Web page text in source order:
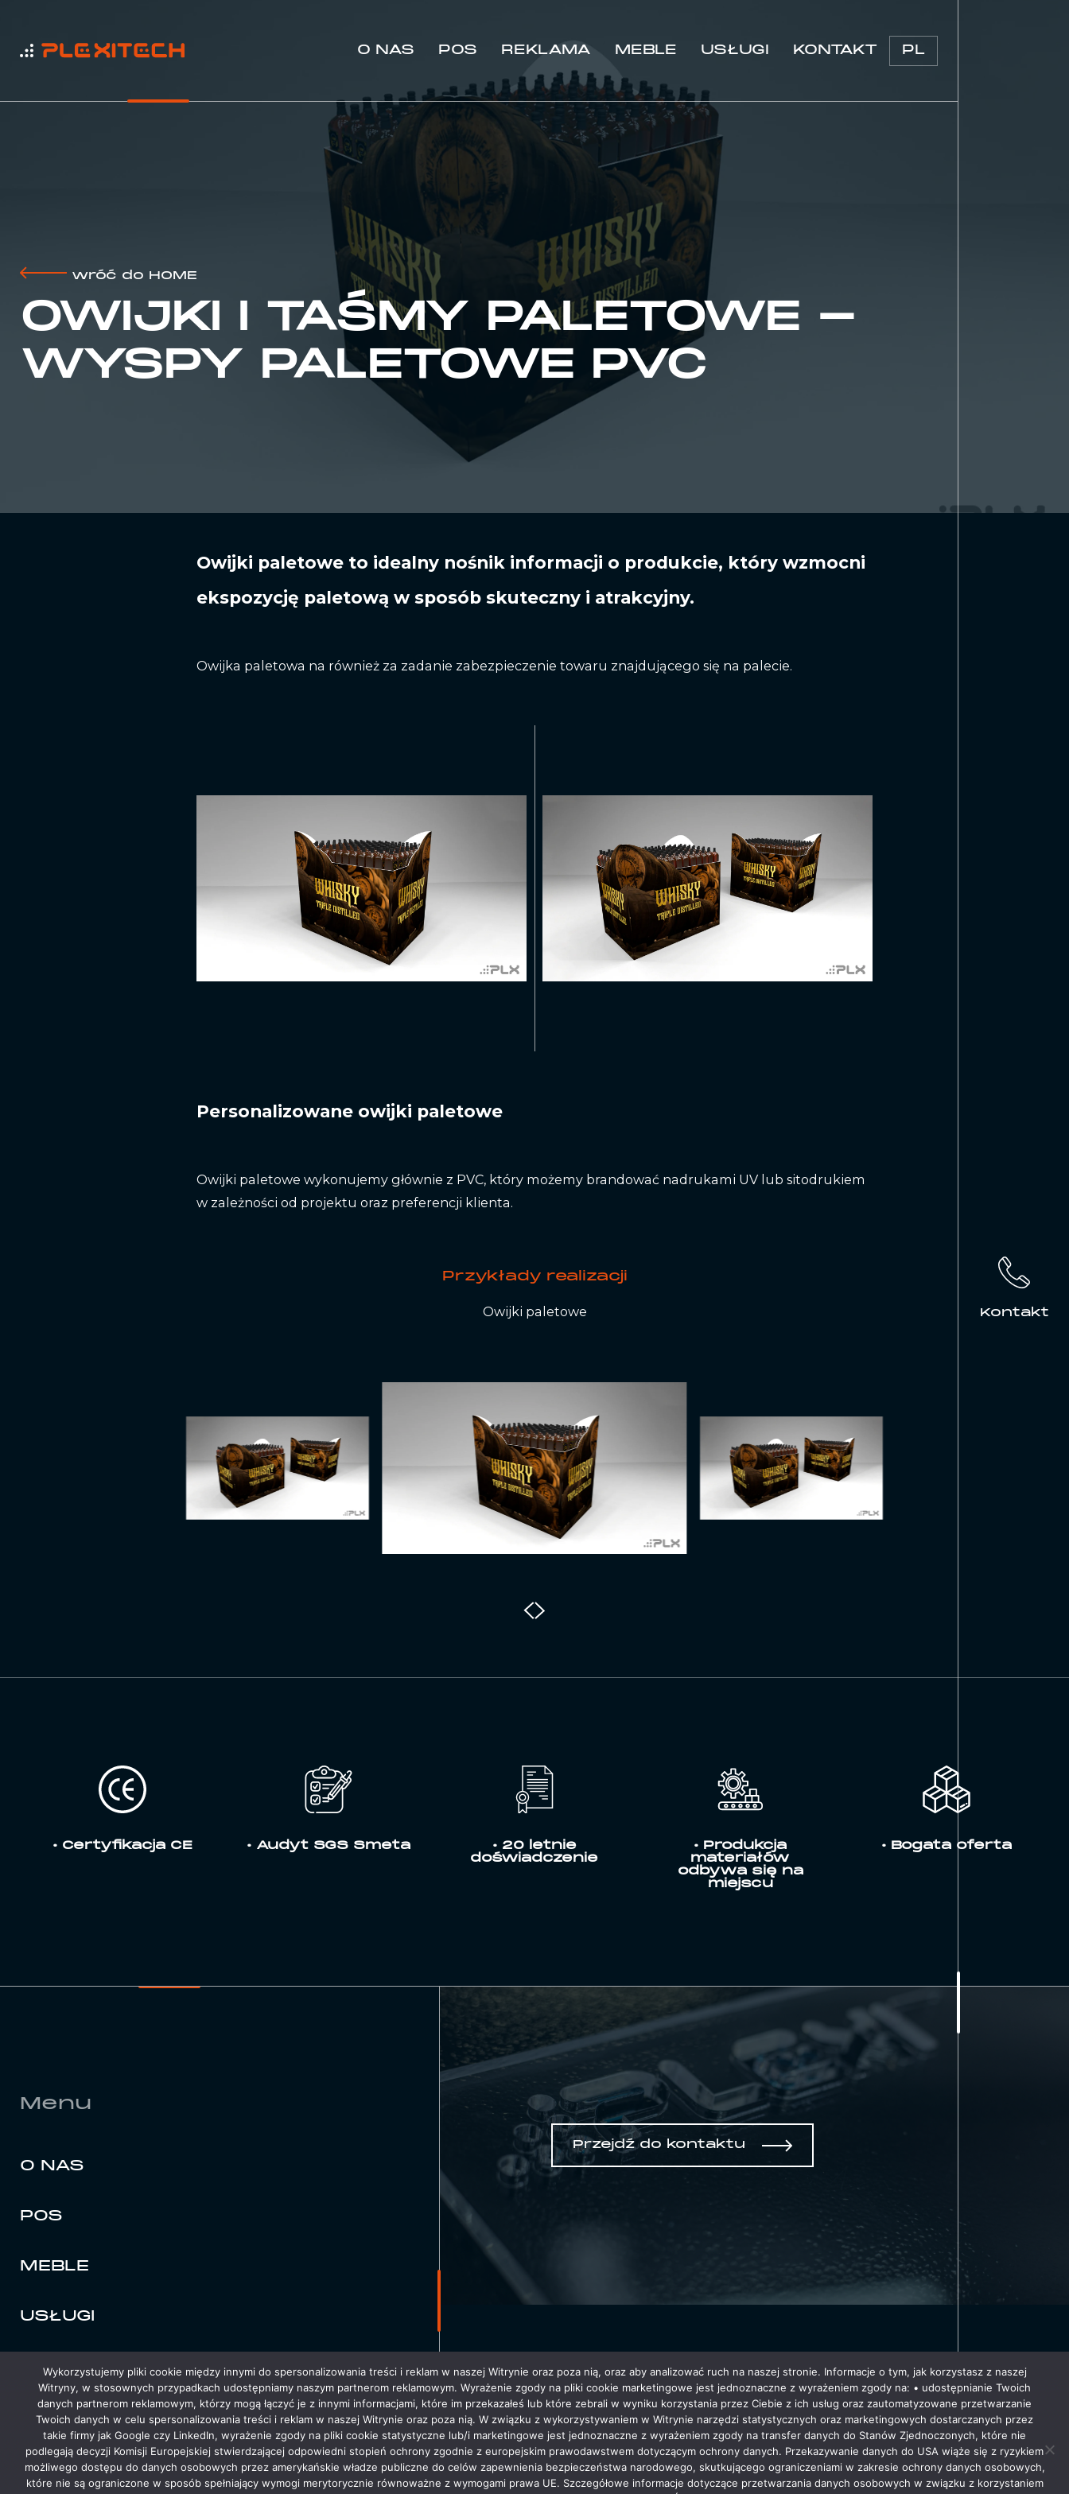
O NAS POS
EKSPOZYTOR DO APTEK
EKSPOZYTOR NA E-PAPIEROSY
EKSPOZYTORY NALADOWE
EKSPOZYTORY ZE SKLEJKI DREWNIANEJ
KRAWAT REKLAMOWY
LISTWY CENOWE
MATERIAŁY POS (POINT OF SALE)
OBUDOWY MASZYN
OWIJKI PALETOWE
PODSTAWKI WYDAWCZE
PUDEŁKA I POJEMNIKI Z PLEXI NA WYMIAR
SHELFSTOPPER
STOJAKI I STANDY REKLAMOWE
STOJAK NA ALKOHOL
STOJAK NA WINO
REKLAMA
KASETONY REKLAMOWE
KASETONY TEKSTYLNE
LITERY 3D PRZESTRZENNE – REKLAMOWE
PYLONY REKLAMOWE
SEMAFOR REKLAMOWY
MEBLE
GABLOTY EKSPOZYCYJNE
LADY JUBILERSKIE
LADY KASOWE
MEBLE DO APTEK
MEBLE DO RESTAURACJI
MEBLE DO SKLEPÓW ODZIEŻOWYCH
MEBLE HOTELOWE, PRODUCENT MEBLI DO HOTELI
PRODUCENT MEBLI SKLEPOWYCH NA WYMIAR /
ODZIEŻOWYCH
MEBLE TARGOWE
SHOP-IN-SHOP
USŁUGI
PRODUKCJA REKLAMY
PROJEKTOWANIE MEBLI
KONTAKT PL
Kontakt
wróć do HOME
OWIJKI I TAŚMY PALETOWE -
WYSPY PALETOWE PVC
Owijki paletowe to idealny nośnik informacji o produkcie, który wzmocni
ekspozycję paletową w sposób skuteczny i atrakcyjny.
Owijka paletowa na również za zadanie zabezpieczenie towaru znajdującego się na palecie.
Personalizowane owijki paletowe
Owijki paletowe wykonujemy głównie z PVC, który możemy brandować nadrukami UV lub sitodrukiem
w zależności od projektu oraz preferencji klienta.
Przykłady realizacji
Owijki paletowe
• Certyfikacja CE • Audyt SGS Smeta
• 20 letnie
doświadczenie
• Produkcja
materiałów
odbywa się na
miejscu
• Bogata oferta
Menu
O NAS
POS
MEBLE
USŁUGI
KONTAKT
POLITYKA PRYWATNOŚCI
Przejdź do kontaktu
UL. BATOROWSKA 3
62-081 WYSOGOTOWO
Wykorzystujemy pliki cookie między innymi do spersonalizowania treści i reklam w naszej Witrynie oraz poza nią, oraz aby analizować ruch na naszej stronie. Informacje o tym, jak korzystasz z naszej
Witryny, w stosownych przypadkach udostępniamy naszym partnerom reklamowym. Wyrażenie zgody na pliki cookie marketingowe jest jednoznaczne z wyrażeniem zgody na: • udostępnianie Twoich
danych partnerom reklamowym, którzy mogą łączyć je z innymi informacjami, które im przekazałeś lub które zebrali w wyniku korzystania przez Ciebie z ich usług oraz zautomatyzowane przetwarzanie
Twoich danych w celu spersonalizowania treści i reklam w naszej Witrynie oraz poza nią. W związku z wykorzystywaniem w Witrynie narzędzi statystycznych oraz marketingowych dostarczanych przez
takie firmy jak Google czy LinkedIn, wyrażenie zgody na pliki cookie statystyczne lub/i marketingowe jest jednoznaczne z wyrażeniem zgody na transfer danych do Stanów Zjednoczonych, które nie
podlegają decyzji Komisji Europejskiej stwierdzającej odpowiedni stopień ochrony zgodnie z europejskim prawodawstwem dotyczącym ochrony danych. Przekazywanie danych do USA wiąże się z ryzykiem
możliwego dostępu do danych osobowych przez amerykańskie władze publiczne do celów zapewnienia bezpieczeństwa narodowego, skutkującego ograniczeniami w zakresie ochrony danych osobowych,
które nie są ograniczone w sposób spełniający wymogi merytorycznie równoważne z wymogami prawa UE. Szczegółowe informacje dotyczące przetwarzania danych osobowych w związku z korzystaniem